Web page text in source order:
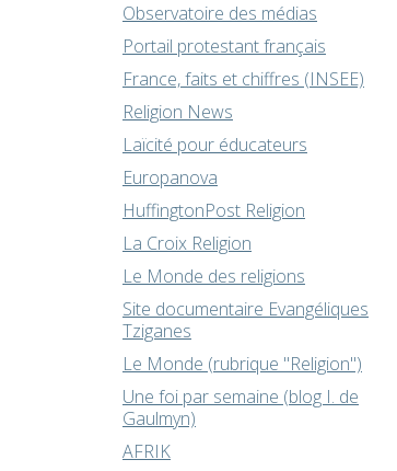
Observatoire des médias
Portail protestant français
France, faits et chiffres (INSEE)
Religion News
Laïcité pour éducateurs
Europanova
HuffingtonPost Religion
La Croix Religion
Le Monde des religions
Site documentaire Evangéliques
Tziganes
Le Monde (rubrique "Religion")
Une foi par semaine (blog I. de
Gaulmyn)
AFRIK